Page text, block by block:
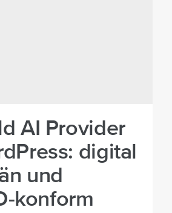
AI Provider
digital
und
konform